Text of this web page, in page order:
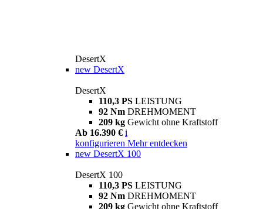
DesertX
new DesertX
DesertX
110,3 PS LEISTUNG
92 Nm DREHMOMENT
209 kg Gewicht ohne Kraftstoff
Ab 16.390 € i
konfigurieren Mehr entdecken
new DesertX 100
DesertX 100
110,3 PS LEISTUNG
92 Nm DREHMOMENT
209 kg Gewicht ohne Kraftstoff